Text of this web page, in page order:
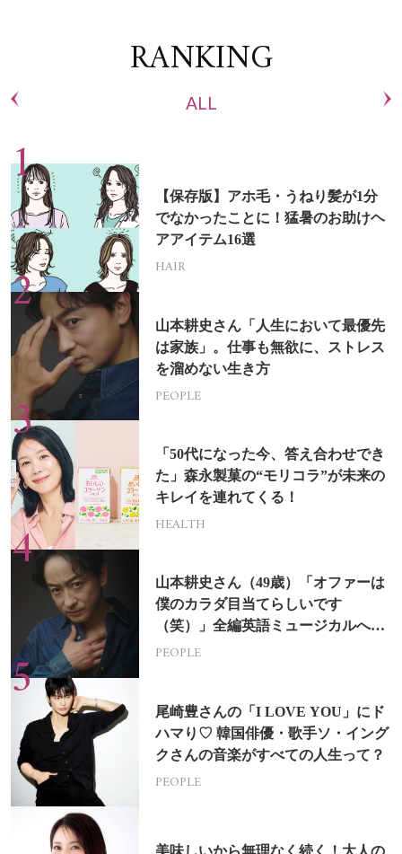
RANKING
ALL
【保存版】アホ毛・うねり髪が1分
でなかったことに！猛暑のお助けヘ
アアイテム16選
HAIR
山本耕史さん「人生において最優先
は家族」。仕事も無欲に、ストレス
を溜めない生き方
PEOPLE
「50代になった今、答え合わせでき
た」森永製菓の“モリコラ”が未来の
キレイを連れてくる！
HEALTH
山本耕史さん（49歳）「オファーは
僕のカラダ目当てらしいです
（笑）」全編英語ミュージカルへの
挑戦
PEOPLE
尾崎豊さんの「I LOVE YOU」にド
ハマり♡ 韓国俳優・歌手ソ・イング
クさんの音楽がすべての人生って？
PEOPLE
美味しいから無理なく続く！大人の